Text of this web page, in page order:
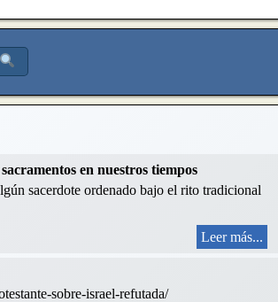
en nuestros tiempos
sacerdote ordenado bajo el rito tradicional
Leer más...
sobre-israel-refutada/